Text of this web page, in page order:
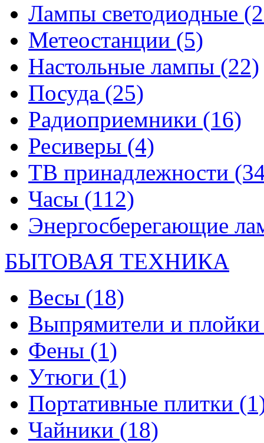
Лампы светодиодные
Метеостанции (5)
Настольные лампы (22)
Посуда (25)
Радиоприемники (16)
Ресиверы (4)
ТВ принадлежности
Часы (112)
Энергосберегающие
БЫТОВАЯ ТЕХНИКА
Весы (18)
Выпрямители и
Фены (1)
Утюги (1)
Портативные плитки
Чайники (18)